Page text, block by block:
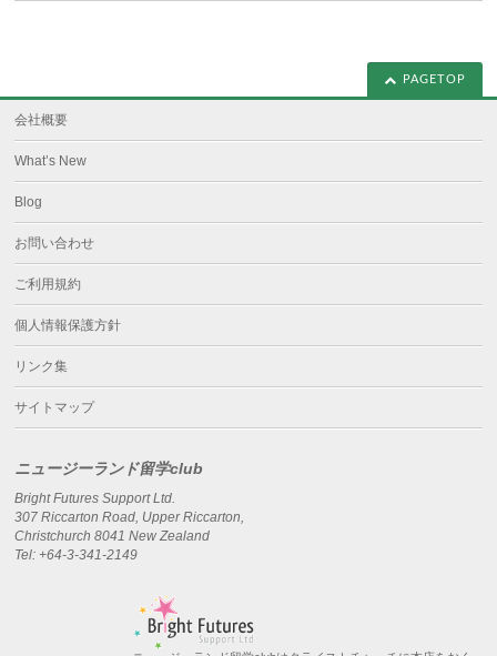
PAGETOP
会社概要
What’s New
Blog
お問い合わせ
ご利用規約
個人情報保護方針
リンク集
サイトマップ
ニュージーランド留学club
Bright Futures Support Ltd.
307 Riccarton Road, Upper Riccarton,
Christchurch 8041 New Zealand
Tel: +64-3-341-2149